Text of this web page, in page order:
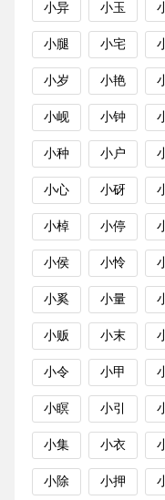
小异 小玉
小腿 小宅
小岁 小艳
小岘 小钟
小种 小户
小心 小砑
小棹 小停
小侯 小怜
小奚 小量
小贩 小末
小令 小甲
小瞑 小引
小集 小衣
小除 小押